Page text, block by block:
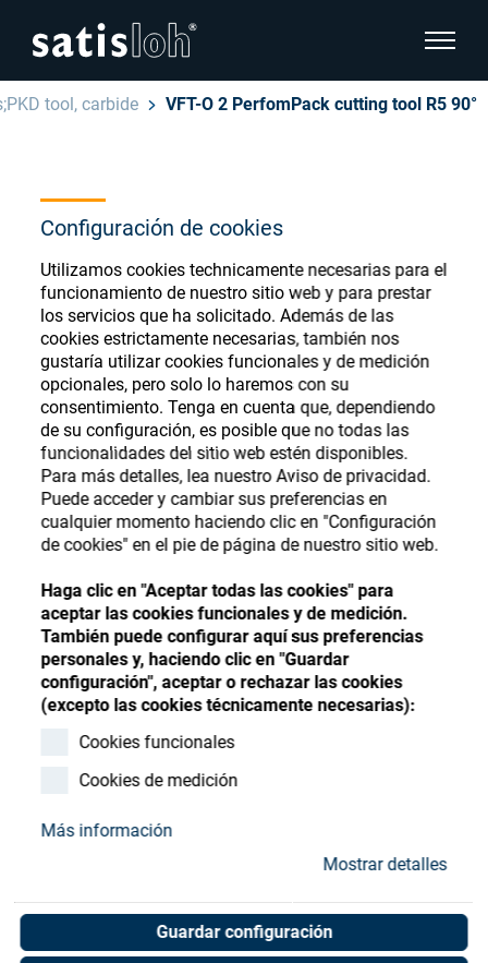
Configuración de cookies
Utilizamos cookies technicamente necesarias para el
funcionamiento de nuestro sitio web y para prestar
los servicios que ha solicitado. Además de las
cookies estrictamente necesarias, también nos
gustaría utilizar cookies funcionales y de medición
opcionales, pero solo lo haremos con su
consentimiento. Tenga en cuenta que, dependiendo
de su configuración, es posible que no todas las
funcionalidades del sitio web estén disponibles.
Para más detalles, lea nuestro Aviso de privacidad.
Puede acceder y cambiar sus preferencias en
cualquier momento haciendo clic en "Configuración
de cookies" en el pie de página de nuestro sitio web.
Haga clic en "Aceptar todas las cookies" para
aceptar las cookies funcionales y de medición.
También puede configurar aquí sus preferencias
personales y, haciendo clic en "Guardar
configuración", aceptar o rechazar las cookies
(excepto las cookies técnicamente necesarias):
Cookies funcionales
Cookies de medición
Más información
Mostrar detalles
Guardar configuración
show
Oftálmica
Óptica de Precisión
Quiénes Somos
Carrera
Recursos
Contacto
Store
English
汉语
Français
tool, carbide VFT-O 2 PerfomPack cutting tool R5 90°
Ophthalmic Consumables
Store
Register or Sign-in to access your accounts
and explore our wide range of ophthalmic
consumables
Register Sign-In